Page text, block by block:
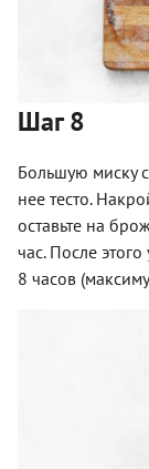
Шаг 8
Большую миску
нее тесто.
оставьте на
час. После
8 часов